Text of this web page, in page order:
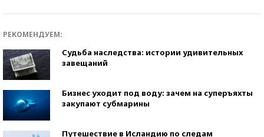
РЕКОМЕНДУЕМ:
Судьба наследства: истории удивительных
завещаний
Бизнес уходит под воду: зачем на суперъяхты
закупают субмарины
Путешествие в Исландию по следам